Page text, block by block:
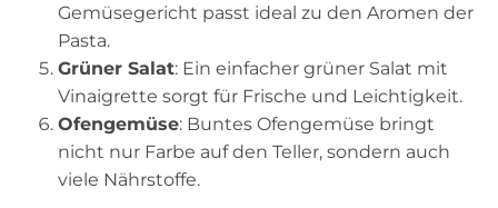
Gemüsegericht passt ideal zu den Aromen der
Pasta.
Grüner Salat: Ein einfacher grüner Salat mit
Vinaigrette sorgt für Frische und Leichtigkeit.
Ofengemüse: Buntes Ofengemüse bringt
nicht nur Farbe auf den Teller, sondern auch
viele Nährstoffe.